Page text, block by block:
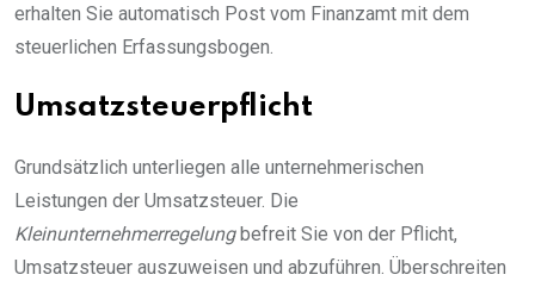
erhalten Sie automatisch Post vom Finanzamt mit dem
steuerlichen Erfassungsbogen.
Umsatzsteuerpflicht
Grundsätzlich unterliegen alle unternehmerischen
Leistungen der Umsatzsteuer. Die
Kleinunternehmerregelungbefreit Sie von der Pflicht,
Umsatzsteuer auszuweisen und abzuführen. Überschreiten